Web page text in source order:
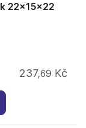
22x15x22
237,69 Kč